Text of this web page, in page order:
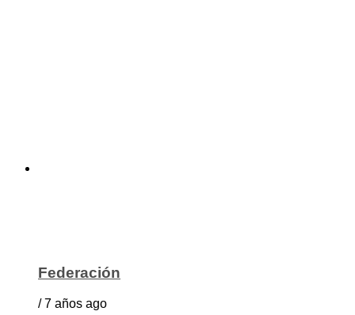
Federación
/ 7 años ago